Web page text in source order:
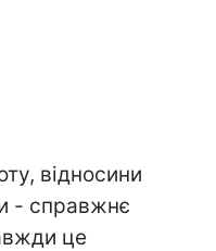
відносини
- справжнє
це